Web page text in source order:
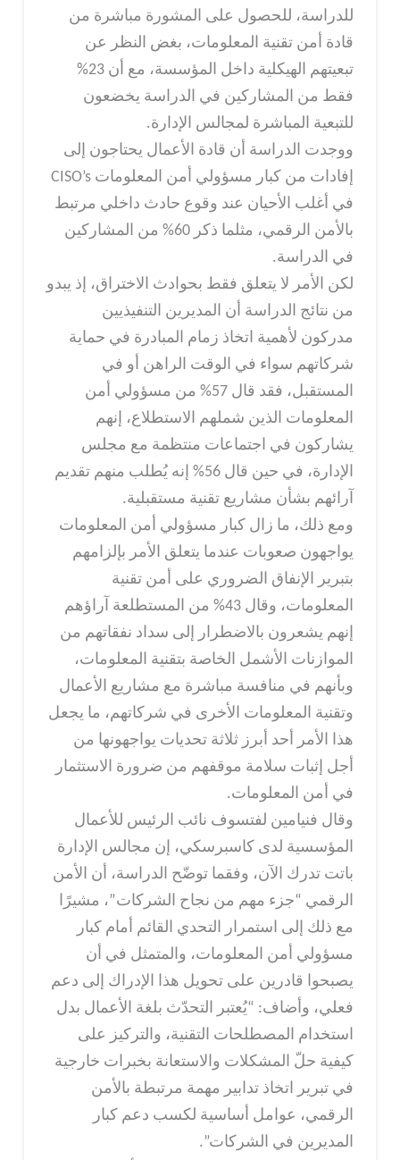
للدراسة، للحصول على المشورة مباشرة من
قادة أمن تقنية المعلومات، بغض النظر عن
تبعيتهم الهيكلية داخل المؤسسة، مع أن 23%
فقط من المشاركين في الدراسة يخضعون
للتبعية المباشرة لمجالس الإدارة.
ووجدت الدراسة أن قادة الأعمال يحتاجون إلى
إفادات من كبار مسؤولي أمن المعلومات CISO’s
في أغلب الأحيان عند وقوع حادث داخلي مرتبط
بالأمن الرقمي، مثلما ذكر 60% من المشاركين
في الدراسة.
لكن الأمر لا يتعلق فقط بحوادث الاختراق، إذ يبدو
من نتائج الدراسة أن المديرين التنفيذيين
مدركون لأهمية اتخاذ زمام المبادرة في حماية
شركاتهم سواء في الوقت الراهن أو في
المستقبل، فقد قال 57% من مسؤولي أمن
المعلومات الذين شملهم الاستطلاع، إنهم
يشاركون في اجتماعات منتظمة مع مجلس
الإدارة، في حين قال 56% إنه يُطلب منهم تقديم
آرائهم بشأن مشاريع تقنية مستقبلية.
ومع ذلك، ما زال كبار مسؤولي أمن المعلومات
يواجهون صعوبات عندما يتعلق الأمر بإلزامهم
بتبرير الإنفاق الضروري على أمن تقنية
المعلومات، وقال 43% من المستطلعة آراؤهم
إنهم يشعرون بالاضطرار إلى سداد نفقاتهم من
الموازنات الأشمل الخاصة بتقنية المعلومات،
وبأنهم في منافسة مباشرة مع مشاريع الأعمال
وتقنية المعلومات الأخرى في شركاتهم، ما يجعل
هذا الأمر أحد أبرز ثلاثة تحديات يواجهونها من
أجل إثبات سلامة موقفهم من ضرورة الاستثمار
في أمن المعلومات.
وقال فنيامين لفتسوف نائب الرئيس للأعمال
المؤسسية لدى كاسبرسكي، إن مجالس الإدارة
باتت تدرك الآن، وفقما توضّح الدراسة، أن الأمن
الرقمي “جزء مهم من نجاح الشركات”، مشيرًا
مع ذلك إلى استمرار التحدي القائم أمام كبار
مسؤولي أمن المعلومات، والمتمثل في أن
يصبحوا قادرين على تحويل هذا الإدراك إلى دعم
فعلي، وأضاف: “يُعتبر التحدّث بلغة الأعمال بدل
استخدام المصطلحات التقنية، والتركيز على
كيفية حلّ المشكلات والاستعانة بخبرات خارجية
في تبرير اتخاذ تدابير مهمة مرتبطة بالأمن
الرقمي، عوامل أساسية لكسب دعم كبار
المديرين في الشركات”.